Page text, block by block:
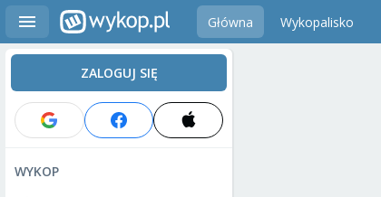
Główna Wykopalisko
ZALOGUJ SIĘ
WYKOP